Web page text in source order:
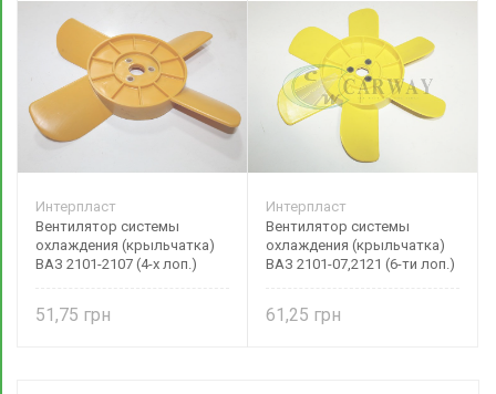
Интерпласт
Вентилятор системы
охлаждения (крыльчатка)
ВАЗ 2101-2107 (4-х лоп.)
51,75
Интерпласт
Вентилятор системы
охлаждения (крыльчатка)
ВАЗ 2101-07,2121 (6-ти лоп.)
61,25